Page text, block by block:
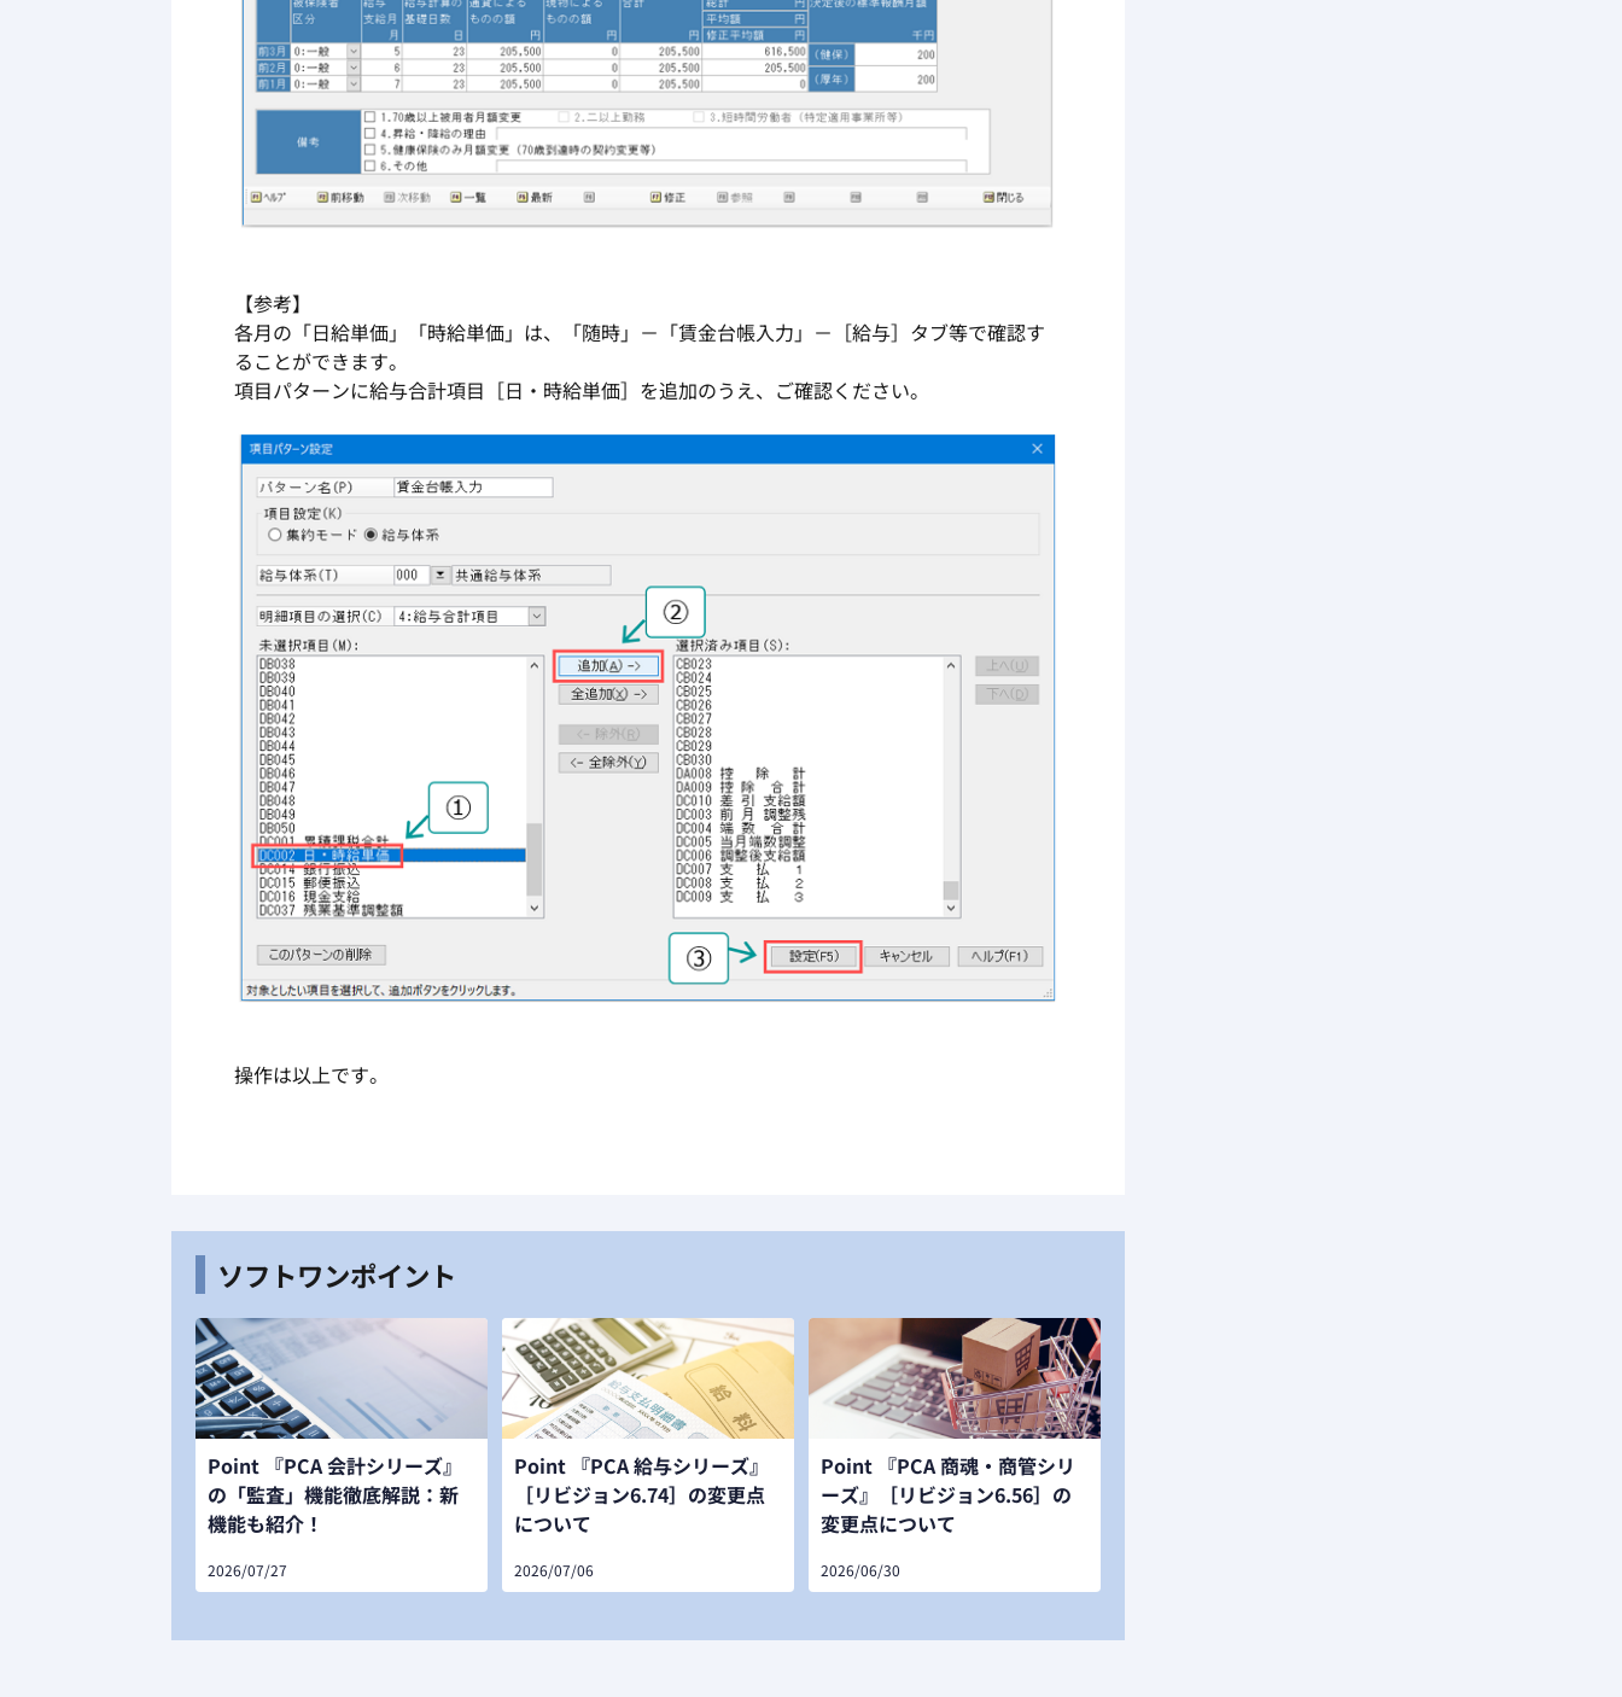
【参考】
各月の「日給単価」「時給単価」は、「随時」－「賃金台帳入力」－［給与］タブ等で確認す
ることができます。
項目パターンに給与合計項目［日・時給単価］を追加のうえ、ご確認ください。
操作は以上です。
ソフトワンポイント
Point 『PCA 会計シリーズ』
の「監査」機能徹底解説：新
機能も紹介！
2026/07/27
Point 『PCA 給与シリーズ』
［リビジョン6.74］の変更点
について
2026/07/06
Point 『PCA 商魂・商管シリ
ーズ』［リビジョン6.56］の
変更点について
2026/06/30